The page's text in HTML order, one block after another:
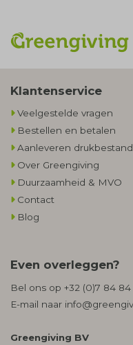
Klantenservice
Veelgestelde vragen
Bestellen en betalen
Aanleveren
Over Greengiving
Duurzaamheid & MVO
Contact
Blog
Even overleggen?
Bel ons op +32 (0)7 84 84
E-mail naar
Greengiving BV